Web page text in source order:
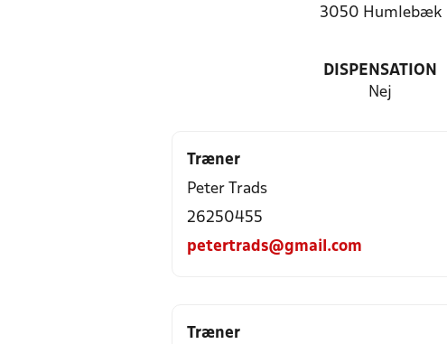
3050 Humlebæk
DISPENSATION
Nej
Træner
Peter Trads
26250455
petertrads@gmail.com
Træner